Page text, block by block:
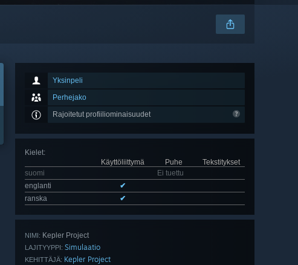
Yksinpeli
Perhejako
Rajoitetut profiiliominaisuudet
Kielet:
Käyttöliittymä
Puhe
Tekstitykset
suomi
Ei tuettu
englanti
✔
ranska
✔
NIMI: Kepler Project
LAJITYYPPI: Simulaatio
KEHITTÄJÄ: Kepler Project